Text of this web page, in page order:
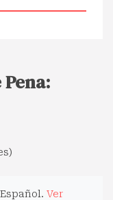
Ver